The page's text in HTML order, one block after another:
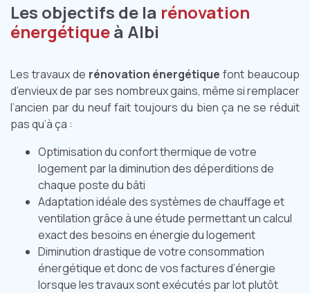
Les objectifs de la rénovation
énergétiqueà Albi
Les travaux de rénovation énergétique font beaucoup
d’envieux de par ses nombreux gains, même si remplacer
l’ancien par du neuf fait toujours du bien ça ne se réduit
pas qu’à ça :
Optimisation du confort thermique de votre
logement par la diminution des déperditions de
chaque poste du bâti
Adaptation idéale des systèmes de chauffage et
ventilation grâce à une étude permettant un calcul
exact des besoins en énergie du logement
Diminution drastique de votre consommation
énergétique et donc de vos factures d’énergie
lorsque les travaux sont exécutés par lot plutôt